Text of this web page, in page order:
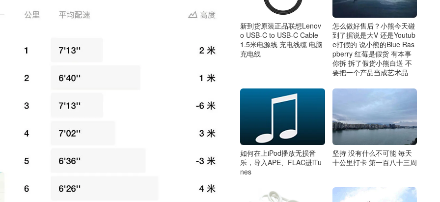
新到货原装正品联想Lenov
o USB-C to USB-C Cable
1.5米电源线 充电线缆 电脑
充电线
怎么做好售后？小熊今天碰
到了据说是大V 还是Youtub
e打假的 说小熊的Blue Ras
pberry 红莓是假货 有本事
你拆 拆了假货小熊白送 不
要把一个产品当成艺术品
如何在上iPod播放无损音
乐，导入APE、FLAC进iTu
nes
坚持 没有什么不可能 毎天
十公里打卡 第一百八十三周